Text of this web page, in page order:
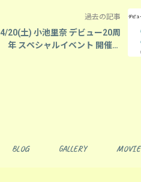
過去の記事
4/20(土) 小池里奈 デビュー20周
年 スペシャルイベント 開催決
BLOG GALLERY MOVIE